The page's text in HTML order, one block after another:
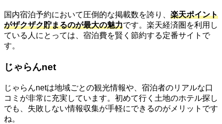
国内宿泊予約において圧倒的な掲載数を誇り、 楽天ポイント
がザクザク貯まるのが最大の魅力です。楽天経済圏を利用し
ている人にとっては、宿泊費を賢く節約する定番サイトで
す。
じゃらんnet
じゃらんnetは地域ごとの観光情報や、宿泊者のリアルな口
コミが非常に充実しています。初めて行く土地のホテル探し
でも、失敗しない情報収集が手軽にできるのがメリットです
ね。